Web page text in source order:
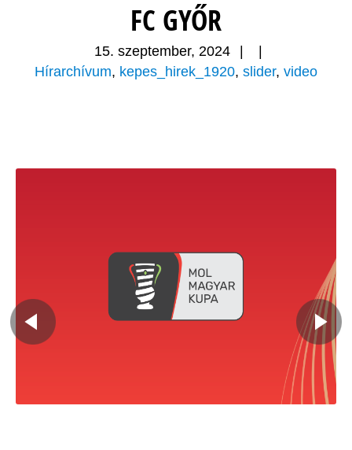
FC GYŐR
15. szeptember, 2024
Hírarchívum, kepes_hirek_1920, slider, video